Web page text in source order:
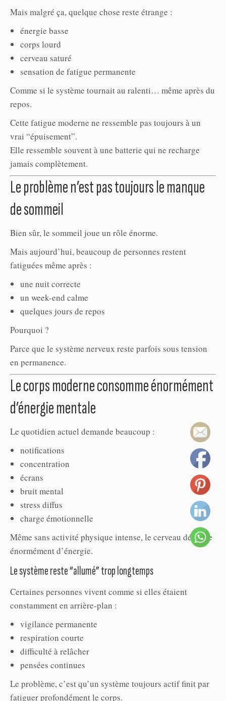
Mais malgré ça, quelque chose reste étrange :
énergie basse
corps lourd
cerveau saturé
sensation de fatigue permanente
Comme si le système tournait au ralenti… même après du
repos.
Cette fatigue moderne ne ressemble pas toujours à un
vrai “épuisement”.
Elle ressemble souvent à une batterie qui ne recharge
jamais complètement.
Le problème n’est pas toujours le manque
de sommeil
Bien sûr, le sommeil joue un rôle énorme.
Mais aujourd’hui, beaucoup de personnes restent
fatiguées même après :
une nuit correcte
un week-end calme
quelques jours de repos
Pourquoi ?
Parce que le système nerveux reste parfois sous tension
en permanence.
Le corps moderne consomme énormément
d’énergie mentale
Le quotidien actuel demande beaucoup :
notifications
concentration
écrans
bruit mental
stress diffus
charge émotionnelle
Même sans activité physique intense, le cerveau dépense
énormément d’énergie.
Le système reste “allumé” trop longtemps
Certaines personnes vivent comme si elles étaient
constamment en arrière-plan :
vigilance permanente
respiration courte
difficulté à relâcher
pensées continues
Le problème, c’est qu’un système toujours actif finit par
fatiguer profondément le corps.